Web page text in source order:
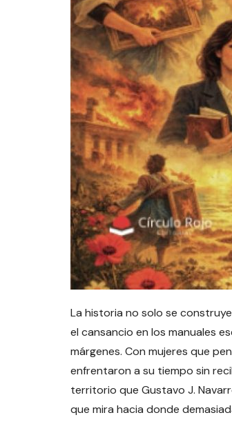
La historia no solo se
el cansancio en los manuales
márgenes. Con mujeres que
enfrentaron a su tiempo sin
territorio que Gustavo J.
que mira hacia donde